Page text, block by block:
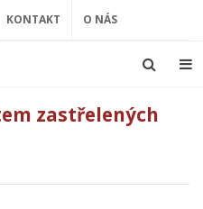
KONTAKT O NÁS
zastřelených